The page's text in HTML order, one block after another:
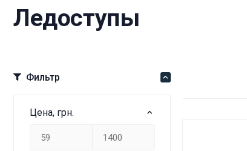
Ледоступы
Фильтр
Цена, грн.